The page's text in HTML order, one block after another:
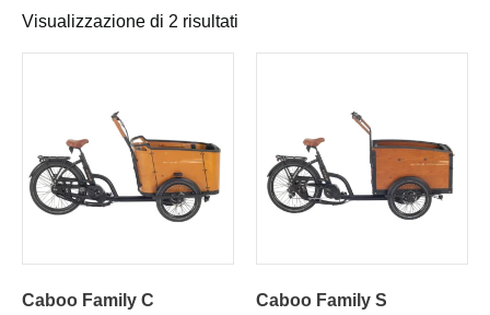
Visualizzazione di 2 risultati
Caboo Family C Caboo Family S